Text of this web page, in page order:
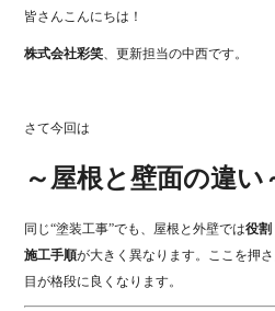
皆さんこんにちは！
株式会社彩笑 、更新担当の中西です。
さて今回は
～屋根と壁面の違い
同じ“塗装工事”でも、屋根と外壁では役割
施工手順が大きく異なります。ここを押
目が格段に良くなります。